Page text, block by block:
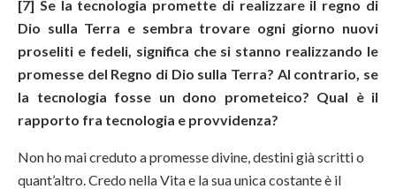
[7] Se la tecnologia promette di realizzare il regno di
Dio sulla Terra e sembra trovare ogni giorno nuovi
proseliti e fedeli, significa che si stanno realizzando le
promesse del Regno di Dio sulla Terra? Al contrario, se
la tecnologia fosse un dono prometeico? Qual è il
rapporto fra tecnologia e provvidenza?
Non ho mai creduto a promesse divine, destini già scritti o
quant’altro. Credo nella Vita e la sua unica costante è il